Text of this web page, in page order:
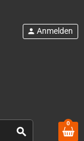
search
person Anmelden
0